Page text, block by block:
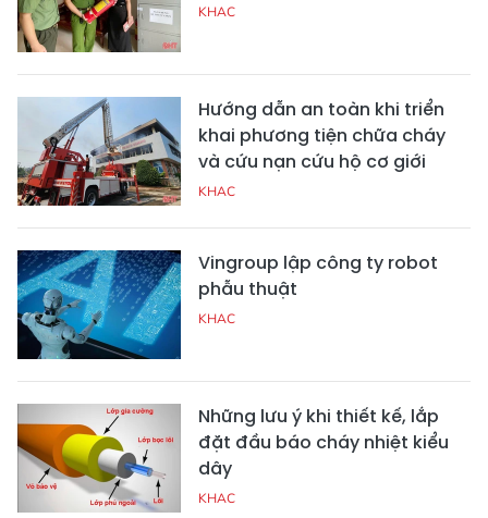
KHAC
Hướng dẫn an toàn khi triển
khai phương tiện chữa cháy
và cứu nạn cứu hộ cơ giới
KHAC
Vingroup lập công ty robot
phẫu thuật
KHAC
Những lưu ý khi thiết kế, lắp
đặt đầu báo cháy nhiệt kiểu
dây
KHAC